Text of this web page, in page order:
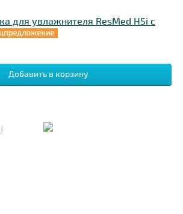
для увлажнителя ResMed H5i с